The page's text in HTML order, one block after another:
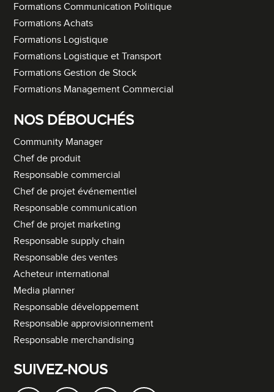
Formations Communication Politique
Formations Achats
Formations Logistique
Formations Logistique et Transport
Formations Gestion de Stock
Formations Management Commercial
NOS DÉBOUCHÉS
Community Manager
Chef de produit
Responsable commercial
Chef de projet événementiel
Responsable communication
Chef de projet marketing
Responsable supply chain
Responsable des ventes
Acheteur international
Media planner
Responsable développement
Responsable approvisionnement
Responsable merchandising
SUIVEZ-NOUS